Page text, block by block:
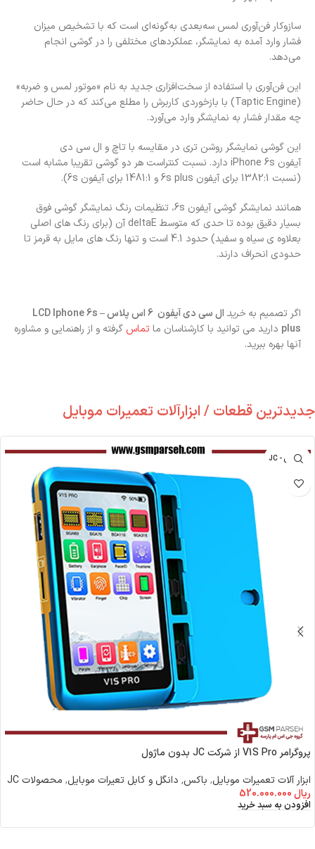
سازوکار فن‌آوری لمس سه‌بعدی به‌گونه‌ای است که با تشخیص میزان
فشار وارد آمده به نمایشگر، عملکرد‌های مختلفی را در گوشی انجام
می‌دهد.
این فن‌آوری با استفاده از سخت‌افزاری جدید به نام «موتور لمس و ضربه»
(Taptic Engine) با بازخوردی کاربرش را مطلع می‌کند که در حال حاضر
چه مقدار فشار به نمایشگر وارد می‌آورد.
این گوشی نمایشگر روشن تری در مقایسه با تاچ و ال سی دی
آیفون iPhone 6s دارد. نسبت کنتراست هر دو گوشی تقریبا مشابه است
(نسبت 1382:1 برای آیفون 6s plus و 1481:1 برای آیفون 6s).
همانند نمایشگر گوشی آیفون 6s، تنظیمات رنگ نمایشگر گوشی فوق
بسیار دقیق بوده تا حدی که متوسط deltaE آن (برای رنگ های اصلی
بعلاوه ی سیاه و سفید) حدود 4.1 است و تنها رنگ های مایل به قرمز تا
حدودی انحراف دارند.
اگر تصمیم بهخرید
ال سی دی آیفون 6 اس پلاس – LCD Iphone 6s
plus دارید می توانید با کارشناسان ماتماس گرفته و از راهنمایی و مشاوره
آنها بهره ببرید.
جدیدترین قطعات / ابزارآلات تعمیرات موبایل
جی سی - JC
پروگرامر V1S Pro از شرکت JC بدون ماژول
ابزار آلات تعمیرات موبایل, باکس٬ دانگل و کابل تعیرات موبایل , محصولات JC
ریال
افزودن به سبد خرید